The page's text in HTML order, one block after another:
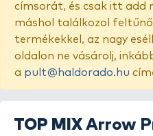
címsorát, és csak itt add
máshol találkozol
termékekkel, az nagy
oldalon ne vásárolj,
a pult@haldorado.hu
TOP MIX Arrow